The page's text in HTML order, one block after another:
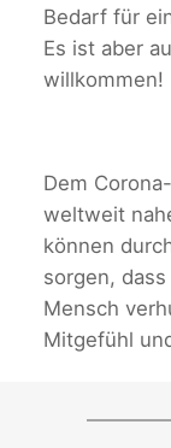
Bedarf für
Es ist aber
willkommen!
Dem
weltweit
können
sorgen,
Mensch
Mitgefühl